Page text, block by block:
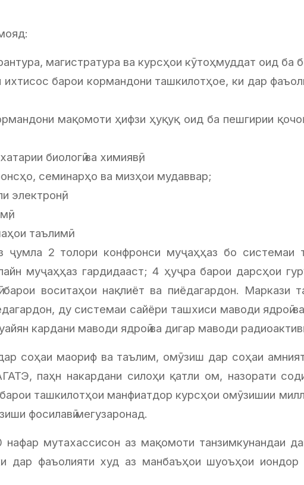
магистратура ва курсҳои кӯтоҳмуддат оид ба
барои кормандони ташкилотҳое, ки дар
мақомоти ҳифзи ҳуқуқ оид ба пешгирии
биологӣ ва химиявӣ;
семинарҳо ва мизҳои мудаввар;
электронӣ;
таълимӣ.
ҷумла 2 толори конфронси муҷаҳҳаз бо системаи
муҷаҳҳаз гардидааст; 4 ҳуҷра барои дарсҳои
барои воситаҳои нақлиёт ва пиёдагардон. Маркази
ду системаи сайёри ташхиси маводи ядроӣ
кардани маводи ядроӣ ва дигар маводи
соҳаи маориф ва таълим, омӯзиш дар соҳаи
паҳн накардани силоҳи қатли ом, назорати
ташкилотҳои манфиатдор курсҳои омӯзишии миллӣ,
фосилавӣ мегузаронад.
мутахассисон аз мақомоти танзимкунандаи
ки дар фаъолияти худ аз манбаъҳои шуоъҳои